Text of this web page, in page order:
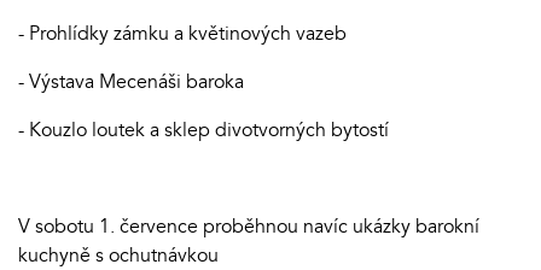
- Prohlídky zámku a květinových vazeb
- Výstava Mecenáši baroka
- Kouzlo loutek a sklep divotvorných bytostí
V sobotu 1. července proběhnou navíc ukázky barokní
kuchyně s ochutnávkou